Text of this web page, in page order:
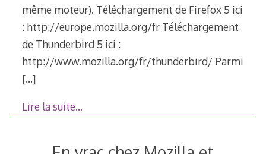
même moteur). Téléchargement de Firefox 5 ici
: http://europe.mozilla.org/fr Téléchargement
de Thunderbird 5 ici :
http://www.mozilla.org/fr/thunderbird/ Parmi
[…]
Lire la suite…